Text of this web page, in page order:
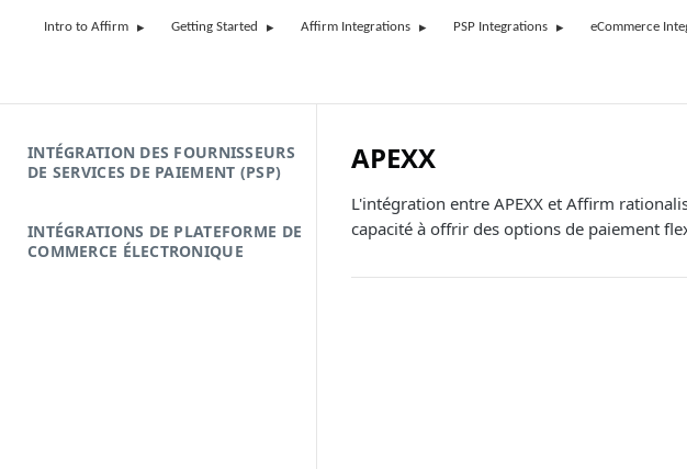
Intro to Affirm Getting Started Affirm Integrations PSP Integrations eCommerce
INTÉGRATION DES FOURNISSEURS
DE SERVICES DE PAIEMENT (PSP)
INTÉGRATIONS DE PLATEFORME DE
COMMERCE ÉLECTRONIQUE
APEXX
L'intégration entre APEXX et Affirm
capacité à offrir des options de paiement